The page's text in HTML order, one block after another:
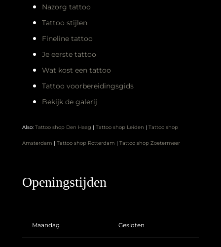
Nazorg tattoo
Tattoo stijlen
Fineline tattoo
Je eerste tattoo
Wat kost een tattoo
Tattoo voorbereidingsgids
Bekijk de galerij
Also: Tattoo shop Den Haag | Tattoo shop Leiden | Tattoo shop
Amsterdam | Tattoo shop Rotterdam | Tattoo shop Zoetermeer
Openingstijden
Maandag Gesloten